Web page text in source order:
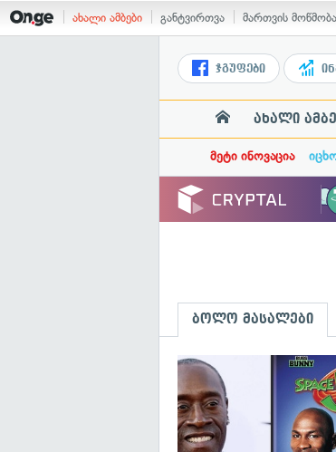
ახალი ამბები განტვირთვა მართვის მოწმობა
ჯგუფები
ახალი
მეტი ინოვაცია
ბოლო მასალები